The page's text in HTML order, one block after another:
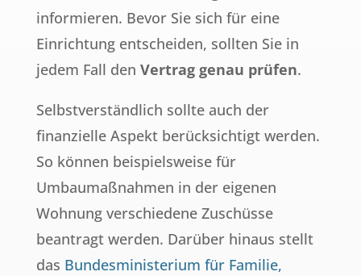
informieren. Bevor Sie sich für eine
Einrichtung entscheiden, sollten Sie in
jedem Fall den Vertrag genau prüfen.
Selbstverständlich sollte auch der
finanzielle Aspekt berücksichtigt werden.
So können beispielsweise für
Umbaumaßnahmen in der eigenen
Wohnung verschiedene Zuschüsse
beantragt werden. Darüber hinaus stellt
das Bundesministerium für Familie,